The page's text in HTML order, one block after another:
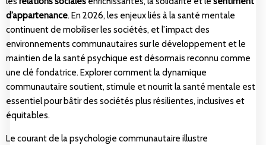
d’appartenance. En 2026, les enjeux liés à la santé mentale
continuent de mobiliser les sociétés, et l’impact des
environnements communautaires sur le développement et le
maintien de la santé psychique est désormais reconnu comme
une clé fondatrice. Explorer comment la dynamique
communautaire soutient, stimule et nourrit la santé mentale est
essentiel pour bâtir des sociétés plus résilientes, inclusives et
équitables.
Le courant de la psychologie communautaire illustre